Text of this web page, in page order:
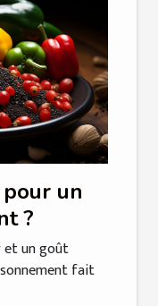
un
?
et un goût
fait